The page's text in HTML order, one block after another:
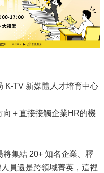
K-TV 新媒體人才培育中心
＋直接接觸企業HR的機
集結 20+ 知名企業、釋
員還是跨領域菁英，這裡